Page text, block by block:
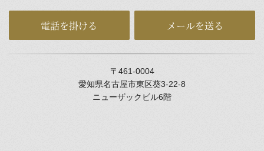
電話を掛ける メールを送る
〒461-0004
愛知県名古屋市東区葵3-22-8
ニューザックビル6階